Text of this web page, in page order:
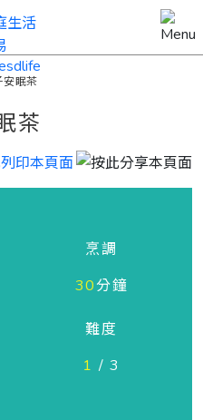
安眠茶
茶
烹調
30分鐘
難度
1 / 3